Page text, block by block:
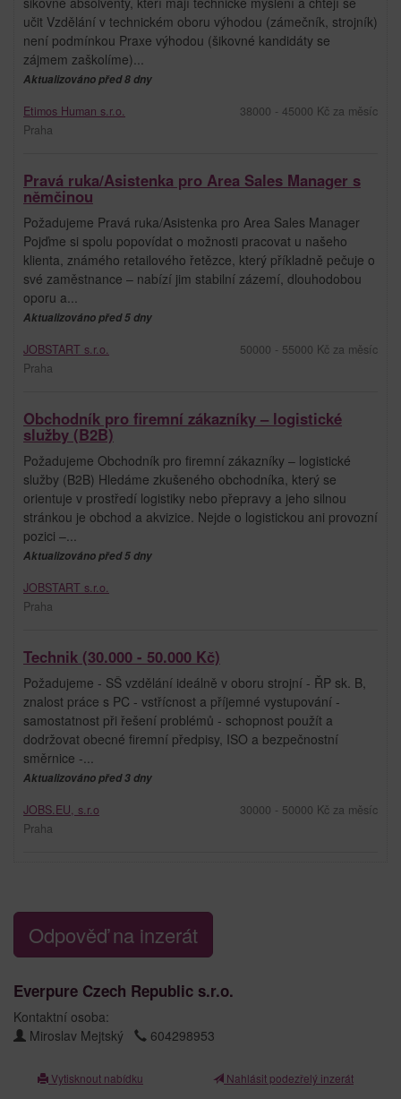
učit Vzdělání v technickém oboru výhodou (zámečník, strojník)
není podmínkou Praxe výhodou (šikovné kandidáty se
zájmem zaškolíme)...
Aktualizováno před 8 dny
Etimos Human s.r.o.
Praha
38000 - 45000 Kč za měsíc
Pravá ruka/Asistenka pro Area Sales Manager s
němčinou
Požadujeme Pravá ruka/Asistenka pro Area Sales Manager
Pojďme si spolu popovídat o možnosti pracovat u našeho
klienta, známého retailového řetězce, který příkladně pečuje o
své zaměstnance – nabízí jim stabilní zázemí, dlouhodobou
oporu a...
Aktualizováno před 5 dny
JOBSTART s.r.o.
Praha
50000 - 55000 Kč za měsíc
Obchodník pro firemní zákazníky – logistické
služby (B2B)
Požadujeme Obchodník pro firemní zákazníky – logistické
služby (B2B) Hledáme zkušeného obchodníka, který se
orientuje v prostředí logistiky nebo přepravy a jeho silnou
stránkou je obchod a akvizice. Nejde o logistickou ani provozní
pozici –...
Aktualizováno před 5 dny
JOBSTART s.r.o.
Praha
Technik (30.000 - 50.000 Kč)
Požadujeme - SŠ vzdělání ideálně v oboru strojní - ŘP sk. B,
znalost práce s PC - vstřícnost a příjemné vystupování -
samostatnost při řešení problémů - schopnost použít a
dodržovat obecné firemní předpisy, ISO a bezpečnostní
směrnice -...
Aktualizováno před 3 dny
JOBS.EU, s.r.o
Praha
30000 - 50000 Kč za měsíc
Odpověď na inzerát
Everpure Czech Republic s.r.o.
Kontaktní osoba:
Miroslav Mejtský
604298953
Vytisknout nabídku Nahlásit podezřelý inzerát